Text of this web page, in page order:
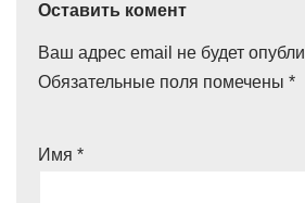
Оставить комент
Ваш адрес email не будет
Обязательные поля помечены *
Имя *